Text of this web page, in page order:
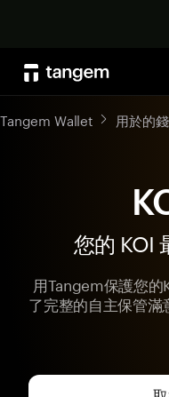
Tangem Wallet 用於的
您的 KOI
用Tangem保護您
了完整的自主保管